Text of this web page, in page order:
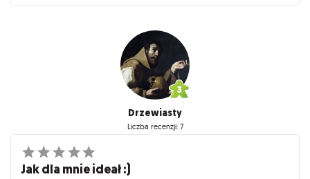
Drzewiasty
Liczba recenzji: 7
Jak dla mnie ideał :)